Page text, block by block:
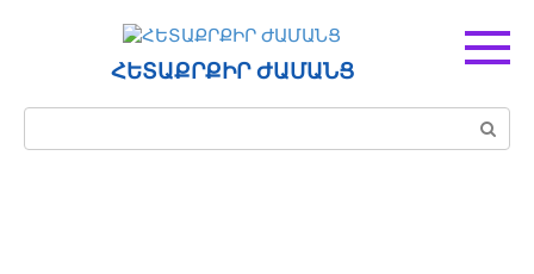
ՀԵՏԱՔՐՔԻՐ ԺԱՄԱՆՑ
Поиск: